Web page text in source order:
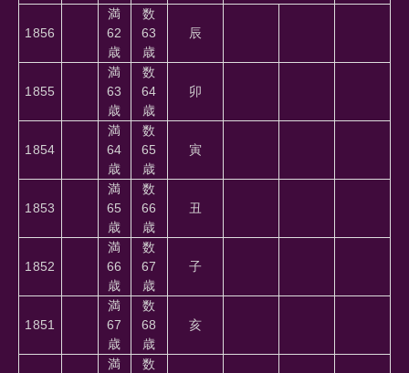
1856
満
62
歳
数
63
歳
辰
1855
満
63
歳
数
64
歳
卯
1854
満
64
歳
数
65
歳
寅
1853
満
65
歳
数
66
歳
丑
1852
満
66
歳
数
67
歳
子
1851
満
67
歳
数
68
歳
亥
満 数